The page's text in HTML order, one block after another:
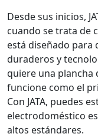
Desde sus inicios,
cuando se trata de
está diseñado para
duraderos y
quiere una plancha
funcione como el
Con JATA, puedes
electrodoméstico
altos estándares.